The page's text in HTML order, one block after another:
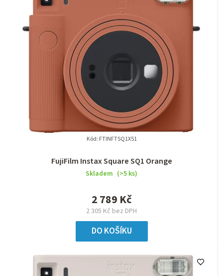
FujiFilm Instax Square SQ1 Orange
Skladem (>5 ks)
2 305 Kč bez DPH
2 789 Kč
DO KOŠÍKU
Kód: FTINFTSQ1X51